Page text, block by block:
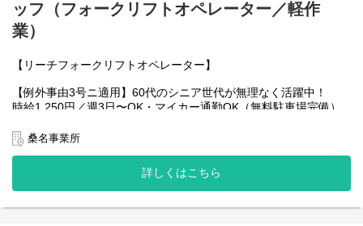
倉庫内での所定位置への格納・整理整頓作業
ここがポイント！
です！
るため、慣れてしまえばスムーズに業務を進められます。
太田市内はもちろん、伊勢崎市や大泉町、足利市方面からのマイ
派遣社員
ッフ（フォークリフトオペレーター／軽作
業）
【リーチフォークリフトオペレーター】
【例外事由3号ニ適用】60代のシニア世代が無理なく活躍中！
時給1,250円／週3日〜OK・マイカー通勤OK（無料駐車場完備）
り応援します！
物流倉庫内でのフォークリフト業務をお任せします。
桑名事業所
詳しくはこちら